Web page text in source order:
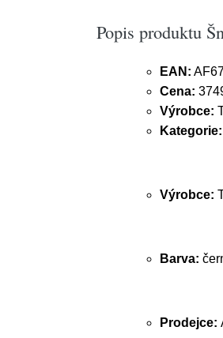
Popis produktu
EAN:
Cena:
Výrobce:
Kategorie:
Výrobce:
Barva:
Prodejce: